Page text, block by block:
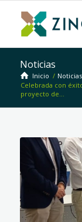
Noticias
Inicio / Noticias
Celebrada con
proyecto de...